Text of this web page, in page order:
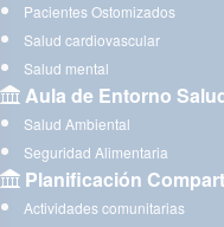
Pacientes Ostomizados
Salud cardiovascular
Salud mental
Aula de Entorno
Salud Ambiental
Seguridad Alimentaria
Planificación
Actividades comunitarias